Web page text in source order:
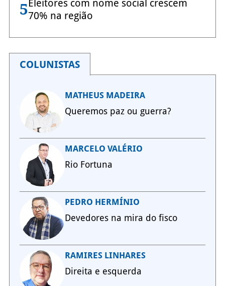
5Eleitores com nome social crescem
70% na região
COLUNISTAS
MATHEUS MADEIRA
Queremos paz ou guerra?
MARCELO VALÉRIO
Rio Fortuna
PEDRO HERMÍNIO
Devedores na mira do fisco
RAMIRES LINHARES
Direita e esquerda